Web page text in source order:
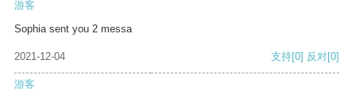
游客
Sophia sent you 2 messa
2021-12-04 支持[0] 反对[0]
游客